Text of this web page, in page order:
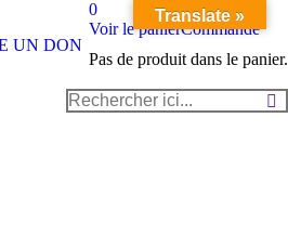
UN DON
0
Voir le panierCommande
Pas de produit dans le panier.
Recherche
:
Translate »